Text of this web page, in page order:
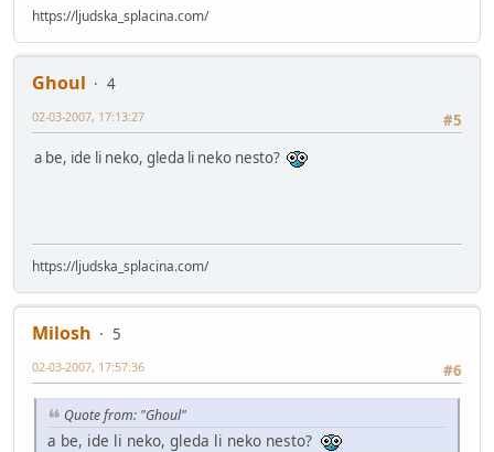
https://ljudska_splacina.com/
Ghoul
4
#5
02-03-2007, 17:13:27
a be, ide li neko, gleda li neko nesto?
https://ljudska_splacina.com/
Milosh
5
#6
02-03-2007, 17:57:36
Quote from: "Ghoul"
a be, ide li neko, gleda li neko nesto?